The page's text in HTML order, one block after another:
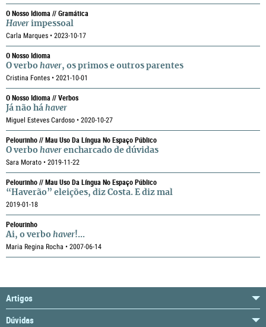
O Nosso Idioma // Gramática
Haver impessoal
Carla Marques • 2023-10-17
O Nosso Idioma
O verbo haver, os primos e outros parentes
Cristina Fontes • 2021-10-01
O Nosso Idioma // Verbos
Já não há haver
Miguel Esteves Cardoso • 2020-10-27
Pelourinho // Mau Uso Da Língua No Espaço Público
O verbo haver encharcado de dúvidas
Sara Morato • 2019-11-22
Pelourinho // Mau Uso Da Língua No Espaço Público
“Haverão” eleições, diz Costa. E diz mal
2019-01-18
Pelourinho
Ai, o verbo haver!...
Maria Regina Rocha • 2007-06-14
Artigos
Dúvidas